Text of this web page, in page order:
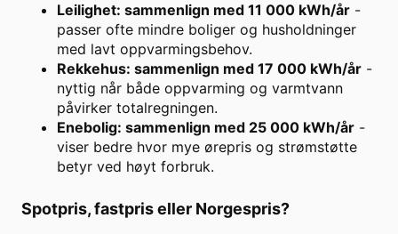
Leilighet: sammenlign med 11 000 kWh/år -
passer ofte mindre boliger og husholdninger
med lavt oppvarmingsbehov.
Rekkehus: sammenlign med 17 000 kWh/år -
nyttig når både oppvarming og varmtvann
påvirker totalregningen.
Enebolig: sammenlign med 25 000 kWh/år -
viser bedre hvor mye ørepris og strømstøtte
betyr ved høyt forbruk.
Spotpris, fastpris eller Norgespris?